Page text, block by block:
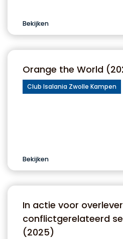
Bekijken
Orange the World
Club Isalania Zwolle Kampen
Bekijken
In actie voor
conflictgerelateerd
(2025)